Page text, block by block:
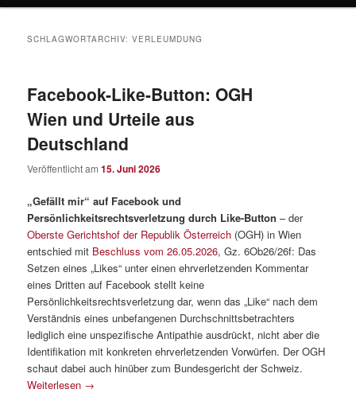
SCHLAGWORTARCHIV:VERLEUMDUNG
Facebook-Like-Button: OGH
Wien und Urteile aus
Deutschland
Veröffentlicht am15. Juni 2026
„Gefällt mir“ auf Facebook und
Persönlichkeitsrechtsverletzung durch Like-Button– der
Oberste Gerichtshof der Republik Österreich (OGH) in Wien
entschied mit Beschluss vom 26.05.2026, Gz. 6Ob26/26f: Das
Setzen eines „Likes“ unter einen ehrverletzenden Kommentar
eines Dritten auf Facebook stellt keine
Persönlichkeitsrechtsverletzung dar, wenn das „Like“ nach dem
Verständnis eines unbefangenen Durchschnittsbetrachters
lediglich eine unspezifische Antipathie ausdrückt, nicht aber die
Identifikation mit konkreten ehrverletzenden Vorwürfen. Der OGH
schaut dabei auch hinüber zum Bundesgericht der Schweiz.
Weiterlesen →